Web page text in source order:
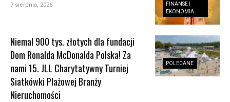
FINANSE I
EKONOMIA
7 sierpnia, 2026
POLECANE
Niemal 900 tys. złotych dla fundacji
Dom Ronalda McDonalda Polska! Za
nami 15. JLL Charytatywny Turniej
Siatkówki Plażowej Branży
Nieruchomości